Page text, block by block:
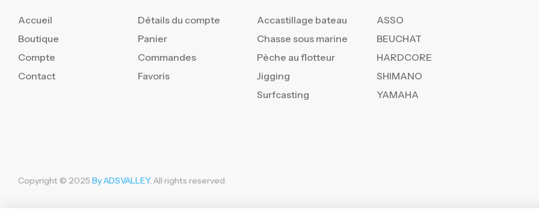
Accueil
Boutique
Compte
Contact
Détails du compte
Panier
Commandes
Favoris
Accastillage bateau
Chasse sous marine
Pèche au flotteur
Jigging
Surfcasting
ASSO
BEUCHAT
HARDCORE
SHIMANO
YAMAHA
Copyright © 2025 By ADSVALLEY. All rights reserved